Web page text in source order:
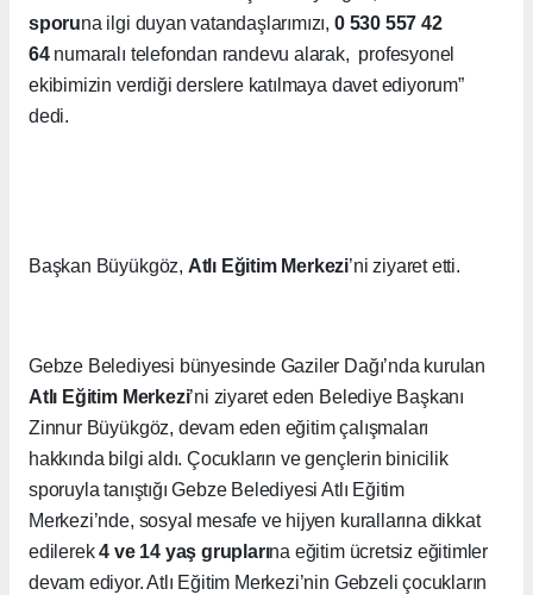
sporuna ilgi duyan vatandaşlarımızı, 0 530 557 42
64numaralı telefondan randevu alarak, profesyonel
ekibimizin verdiği derslere katılmaya davet ediyorum”
dedi.
Başkan Büyükgöz, Atlı Eğitim Merkezi’ni ziyaret etti.
Gebze Belediyesi bünyesinde Gaziler Dağı’nda kurulan
Atlı Eğitim Merkezi’ni ziyaret eden Belediye Başkanı
Zinnur Büyükgöz, devam eden eğitim çalışmaları
hakkında bilgi aldı. Çocukların ve gençlerin binicilik
sporuyla tanıştığı Gebze Belediyesi Atlı Eğitim
Merkezi’nde, sosyal mesafe ve hijyen kurallarına dikkat
edilerek4 ve 14 yaş gruplarına eğitim ücretsiz eğitimler
devam ediyor. Atlı Eğitim Merkezi’nin Gebzeli çocukların